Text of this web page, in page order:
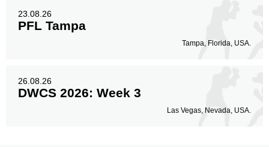
23.08.26
PFL Tampa
Tampa, Florida, USA.
26.08.26
DWCS 2026: Week 3
Las Vegas, Nevada, USA.